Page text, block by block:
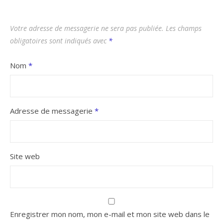
Votre adresse de messagerie ne sera pas publiée. Les champs
obligatoires sont indiqués avec *
Nom *
Adresse de messagerie *
Site web
Enregistrer mon nom, mon e-mail et mon site web dans le